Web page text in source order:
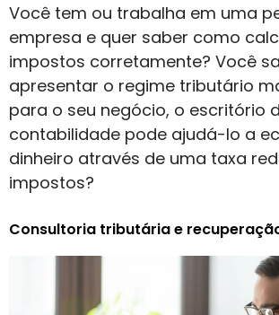
Você tem ou trabalha em uma
empresa e quer saber como
impostos corretamente? Você
apresentar o regime tributário
para o seu negócio, o escritório
contabilidade pode ajudá-lo a
dinheiro através de uma taxa
impostos?
Consultoria tributária e